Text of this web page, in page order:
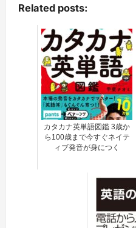
Related posts:
カタカナ英単語図鑑 3歳か
ら100歳まで今すぐネイテ
ィブ発音が身につく